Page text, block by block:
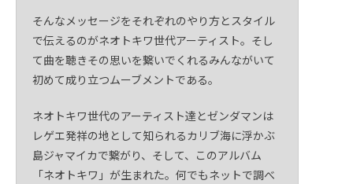
そんなメッセージをそれぞれのやり方とスタイル
で伝えるのがネオトキワ世代アーティスト。そし
て曲を聴きその思いを繋いでくれるみんながいて
初めて成り立つムーブメントである。
ネオトキワ世代のアーティスト達とゼンダマンは
レゲエ発祥の地として知られるカリブ海に浮かぶ
島ジャマイカで繋がり、そして、このアルバム
「ネオトキワ」が生まれた。何でもネットで調べ